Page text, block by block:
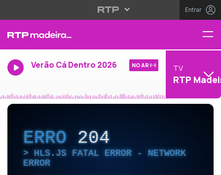
Entrar
Verão Cá Dentro 2026 NO AR TV
RTP
ERRO204
HLS.JS FATAL ERROR - NETWORK
ERROR